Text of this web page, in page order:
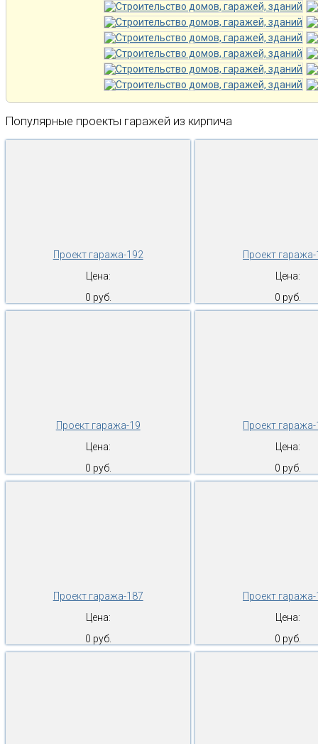
Популярные проекты гаражей из кирпича
Проект гаража-192
Цена:
0 руб.
Проект
Цена:
0 руб.
Проект гаража-19
Цена:
0 руб.
Проект
Цена:
0 руб.
Проект гаража-187
Цена:
0 руб.
Проект
Цена:
0 руб.